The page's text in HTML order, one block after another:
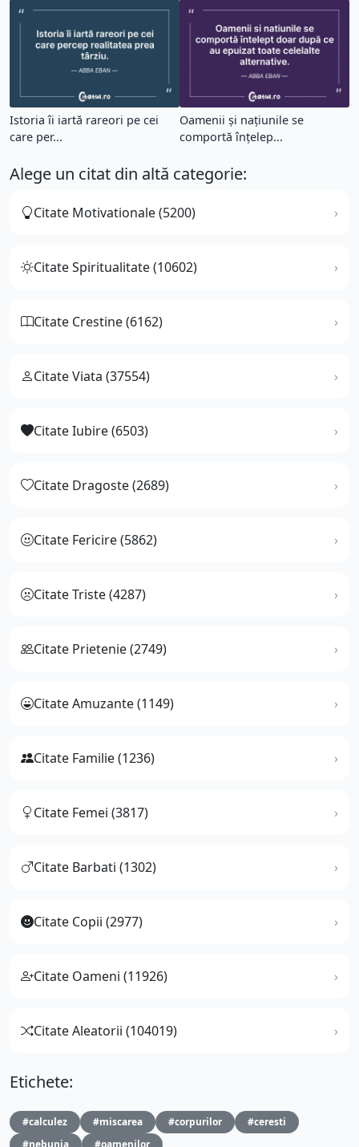
Istoria îi iartă rareori pe cei
care per...
Oamenii și națiunile se
comportă înțelep...
Alege un citat din altă categorie:
Citate Motivationale (5200)
Citate Spiritualitate (10602)
Citate Crestine (6162)
Citate Viata (37554)
Citate Iubire (6503)
Citate Dragoste (2689)
Citate Fericire (5862)
Citate Triste (4287)
Citate Prietenie (2749)
Citate Amuzante (1149)
Citate Familie (1236)
Citate Femei (3817)
Citate Barbati (1302)
Citate Copii (2977)
Citate Oameni (11926)
Citate Aleatorii (104019)
Etichete:
#calculez #miscarea #corpurilor
#ceresti
#nebunia
#oamenilor